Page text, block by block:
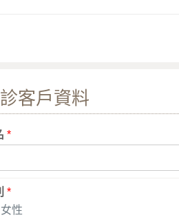
客戶資料
*
*
女性